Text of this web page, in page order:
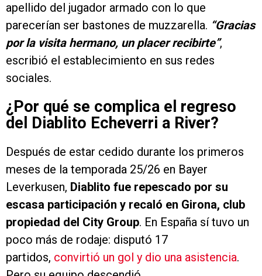
apellido del jugador armado con lo que
parecerían ser bastones de muzzarella. “Gracias
por la visita hermano, un placer recibirte”,
escribió el establecimiento en sus redes
sociales.
¿Por qué se complica el regreso
del Diablito Echeverri a River?
Después de estar cedido durante los primeros
meses de la temporada 25/26 en Bayer
Leverkusen, Diablito fue repescado por su
escasa participación y recaló en Girona, club
propiedad del City Group. En España sí tuvo un
poco más de rodaje: disputó 17
partidos, convirtió un gol y dio una asistencia.